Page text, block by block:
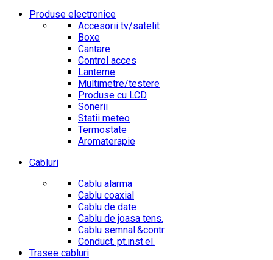
Produse electronice
Accesorii tv/satelit
Boxe
Cantare
Control acces
Lanterne
Multimetre/testere
Produse cu LCD
Sonerii
Statii meteo
Termostate
Aromaterapie
Cabluri
Cablu alarma
Cablu coaxial
Cablu de date
Cablu de joasa tens.
Cablu semnal.&contr.
Conduct. pt.inst.el.
Trasee cabluri